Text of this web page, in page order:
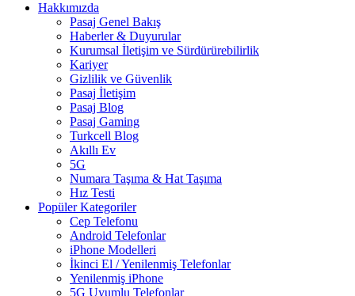
Hakkımızda
Pasaj Genel Bakış
Haberler & Duyurular
Kurumsal İletişim ve Sürdürürebilirlik
Kariyer
Gizlilik ve Güvenlik
Pasaj İletişim
Pasaj Blog
Pasaj Gaming
Turkcell Blog
Akıllı Ev
5G
Numara Taşıma & Hat Taşıma
Hız Testi
Popüler Kategoriler
Cep Telefonu
Android Telefonlar
iPhone Modelleri
İkinci El / Yenilenmiş Telefonlar
Yenilenmiş iPhone
5G Uyumlu Telefonlar